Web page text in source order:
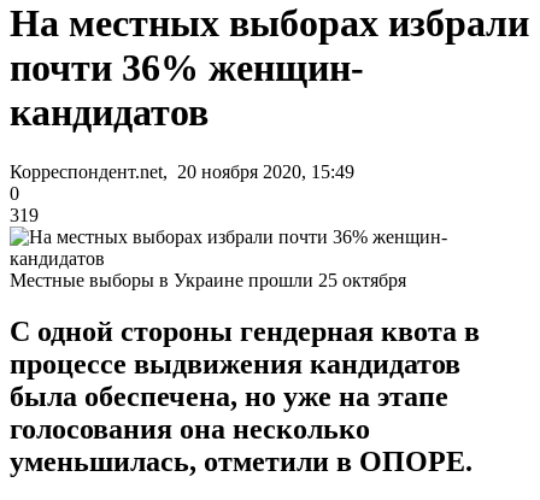
На местных выборах избрали
почти 36% женщин-
кандидатов
Корреспондент.net, 20 ноября 2020, 15:49
0
319
Местные выборы в Украине прошли 25 октября
С одной стороны гендерная квота в
процессе выдвижения кандидатов
была обеспечена, но уже на этапе
голосования она несколько
уменьшилась, отметили в ОПОРЕ.